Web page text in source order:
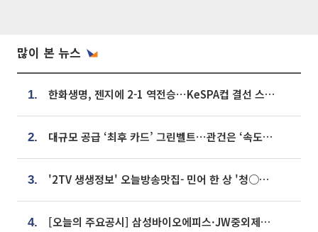
많이 본 뉴스
1. 한화생명, 젠지에 2-1 역전승⋯KeSPA컵 결선 스테이지 2 직행
2. 대규모 공급 ‘최후 카드’ 그린벨트⋯관건은 ‘속도’ [주택공급 승부수의 조건]
3. '2TV 생생정보' 오늘방송맛집- 민어 한 상 '청○○○' vs 전복 한 상 '명○'
4. [오늘의 주요공시] 삼성바이오에피스·JW중외제약·한미반도체·SK바이오사이언스 등